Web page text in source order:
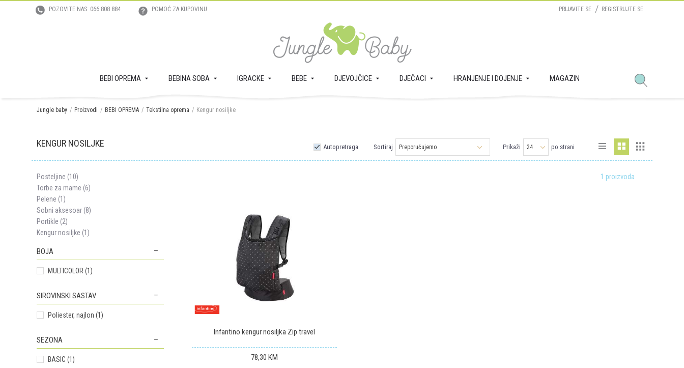
POZOVITE NAS: 066 808 884 POMOĆ ZA KUPOVINU PRIJAVITE SE REGISTRUJTE SE
BEBI OPREMA BEBINA SOBA IGRACKE BEBE DJEVOJČICE DJEČACI HRANJENJE I DOJENJE MAGAZIN
Jungle baby Proizvodi BEBI OPREMA Tekstilna oprema Kengur nosiljke
KENGUR NOSILJKE Autopretraga Sortiraj Prikaži po strani
Posteljine (10)
Torbe za mame (6)
Pelene (1)
Sobni aksesoar (8)
Portikle (2)
Kengur nosiljke (1)
BOJA
MULTICOLOR (1)
SIROVINSKI SASTAV
Poliester, najlon (1)
SEZONA
BASIC (1)
1 proizvoda
Infantino kengur nosiljka Zip travel
78,30 KM